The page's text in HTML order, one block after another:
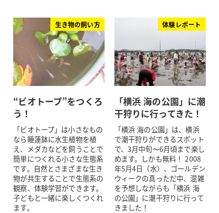
生き物の飼い方
“ビオトープ”をつくろ
う！
「ビオトープ」は小さなもの
なら睡蓮鉢に水生植物を植
え、メダカなどを飼うことで
簡単につくれる小さな生態系
です。自然とさまざまな生き
物が共生することで生態系の
観察、体験学習ができます。
子どもと一緒に楽しくつくれ
ます。
体験レポート
「横浜 海の公園」に潮
干狩りに行ってきた！
「横浜 海の公園」は、横浜
で潮干狩りができるスポット
で、3月中旬〜6月頃まで楽し
めます。しかも無料！ 2008
年5月4日（水）、ゴールデン
ウィークの真っただ中、混雑
を予想しながらも「横浜 海
の公園」に潮干狩りに行って
きました！